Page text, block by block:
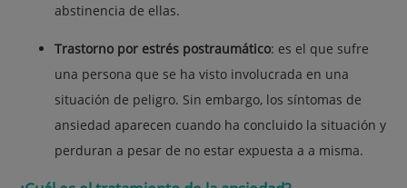
abstinencia de ellas.
Trastorno por estrés postraumático: es el que sufre
una persona que se ha visto involucrada en una
situación de peligro. Sin embargo, los síntomas de
ansiedad aparecen cuando ha concluido la situación y
perduran a pesar de no estar expuesta a a misma.